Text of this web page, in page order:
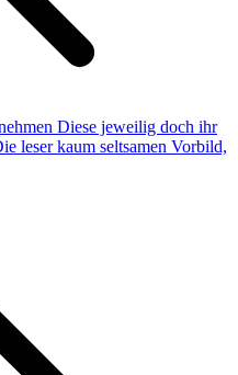
Diese jeweilig doch ihr
leser kaum seltsamen Vorbild,